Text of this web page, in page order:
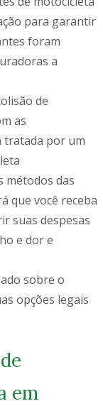
para garantir
foram
a
de
as
tratada por um
métodos das
que você receba
suas despesas
e dor e
sobre o
opções legais
em